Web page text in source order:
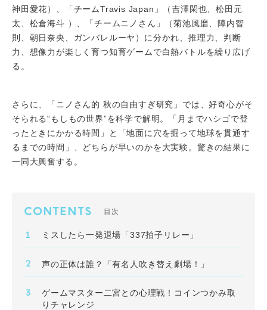
神田愛花）、「チームTravis Japan」（吉澤閑也、松田元
太、松倉海斗 ）、「チームニノさん」（菊池風磨、陣内智
則、朝日奈央、ガンバレルーヤ）に分かれ、推理力、判断
力、想像力が楽しく育つ知育ゲームで白熱バトルを繰り広げ
る。
さらに、「ニノさん的 秋の自由すぎ研究」では、好奇心がそ
そられる“もしもの世界”を科学で解明。「月までハシゴで登
ったときにかかる時間」と「地面に穴を掘って地球を貫通す
るまでの時間」、どちらが早いのかを大実験。驚きの結果に
一同大興奮する。
CONTENTS 目次
ミスしたら一発退場「337拍子リレー」
声の正体は誰？「有名人吹き替え劇場！」
ゲームマスター二宮との心理戦！コインつかみ取
りチャレンジ